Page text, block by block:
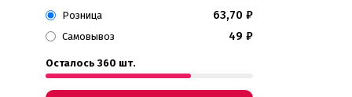
Розница 63,70 ₽
Самовывоз 49 ₽
Осталось 360 шт.